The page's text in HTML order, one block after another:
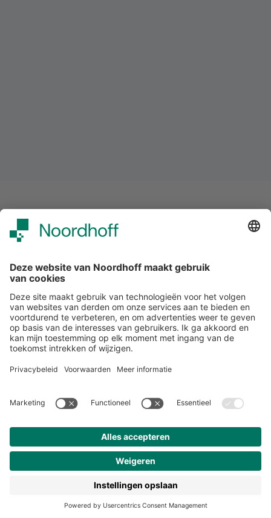
Snel naar
Over studiemeister
Nieuwsbrief
Meer van Noordhoff
Hogeschooltaal